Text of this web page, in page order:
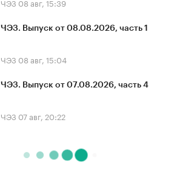
ЧЭЗ 08 авг, 15:39
ЧЭЗ. Выпуск от 08.08.2026, часть 1
ЧЭЗ 08 авг, 15:04
ЧЭЗ. Выпуск от 07.08.2026, часть 4
ЧЭЗ 07 авг, 20:22